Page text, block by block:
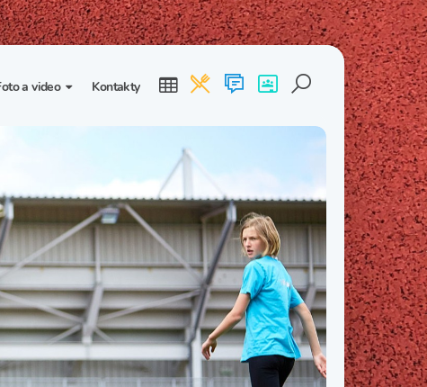
Třída I. B Třída I. C
Třída II. C
Třída III. B Třída III. C
Třída IV. B Třída IV. C
Třída V. B Třída V. C
Třída VI. B Třída VI. C
Třída VII. B Třída VII. C
a video Kontakty